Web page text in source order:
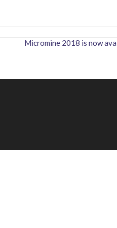
Micromine 2018 is now